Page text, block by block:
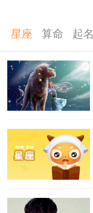
星座 算命 起名